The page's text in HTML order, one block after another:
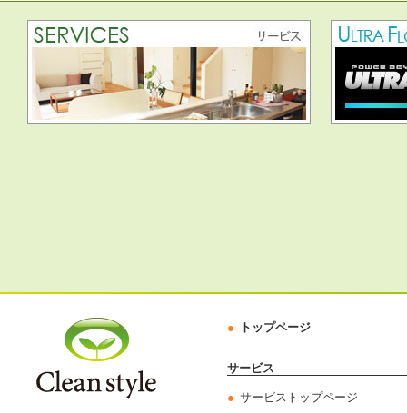
トップページ
サービス
サービストップページ